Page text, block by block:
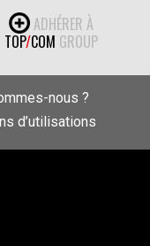
ADHÉRER À
TOP/COM GROUP
nous ?
d’utilisations